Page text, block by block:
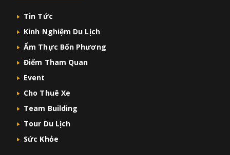
Tin Tức
Kinh Nghiệm Du Lịch
Ẩm Thực Bốn Phương
Điểm Tham Quan
Event
Cho Thuê Xe
Team Building
Tour Du Lịch
Sức Khỏe